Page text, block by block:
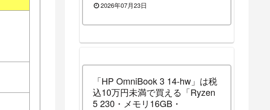
2026年07月23日
「HP OmniBook 3 14-hw」は税
込10万円未満で買える「Ryzen
5 230・メモリ16GB・